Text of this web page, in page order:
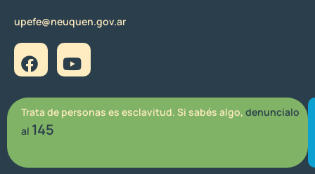
upefe@neuquen.gov.ar
Trata de personas es esclavitud. Si sabés algo, denuncialo
al 145